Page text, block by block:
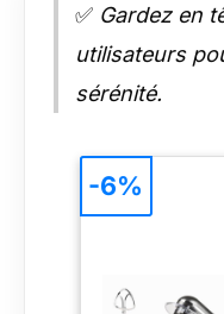
✅ Gardez en
utilisateurs
sérénité.
-6%